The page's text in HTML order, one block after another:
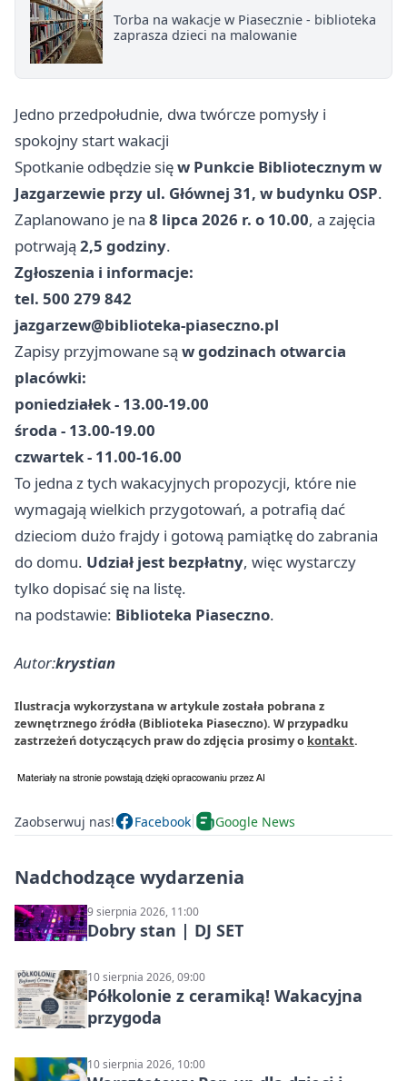
Torba na wakacje w Piasecznie - biblioteka
zaprasza dzieci na malowanie
Jedno przedpołudnie, dwa twórcze pomysły i
spokojny start wakacji
Spotkanie odbędzie sięw Punkcie Bibliotecznym w
Jazgarzewie przy ul. Głównej 31, w budynku OSP.
Zaplanowano je na 8 lipca 2026 r. o 10.00, a zajęcia
potrwają 2,5 godziny.
Zgłoszenia i informacje:
tel. 500 279 842
jazgarzew@biblioteka-piaseczno.pl
Zapisy przyjmowane są w godzinach otwarcia
placówki:
poniedziałek - 13.00-19.00
środa - 13.00-19.00
czwartek - 11.00-16.00
To jedna z tych wakacyjnych propozycji, które nie
wymagają wielkich przygotowań, a potrafią dać
dzieciom dużo frajdy i gotową pamiątkę do zabrania
do domu. Udział jest bezpłatny, więc wystarczy
tylko dopisać się na listę.
na podstawie: Biblioteka Piaseczno.
Autor:krystian
Ilustracja wykorzystana w artykule została pobrana z
zewnętrznego źródła (Biblioteka Piaseczno). W przypadku
zastrzeżeń dotyczących praw do zdjęcia prosimy o kontakt.
Zaobserwuj nas! Facebook Google News
Nadchodzące wydarzenia
9 sierpnia 2026, 11:00
Dobry stan | DJ SET
10 sierpnia 2026, 09:00
Półkolonie z ceramiką! Wakacyjna
przygoda
10 sierpnia 2026, 10:00